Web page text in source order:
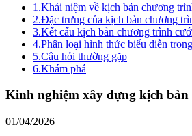
1.Khái niệm về kịch bản chương
2.Đặc trưng của kịch bản chương
3.Kết cấu kịch bản chương trình
4.Phân loại hình thức biểu diễn
5.Câu hỏi thường gặp
6.Khám phá
Kinh nghiệm xây dựng kịch
01/04/2026